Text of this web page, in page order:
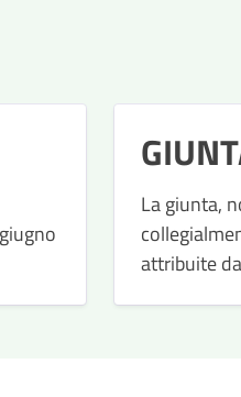
La giunta,
attribuite